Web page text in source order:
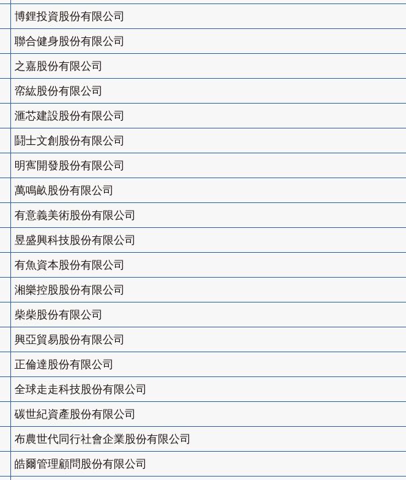
博鋰投資股份有限公司
聯合健身股份有限公司
之嘉股份有限公司
帟紘股份有限公司
滙芯建設股份有限公司
鬪士文創股份有限公司
明寯開發股份有限公司
萬鳴畝股份有限公司
有意義美術股份有限公司
昱盛興科技股份有限公司
有魚資本股份有限公司
湘樂控股股份有限公司
柴柴股份有限公司
興亞貿易股份有限公司
正倫達股份有限公司
全球走走科技股份有限公司
碳世紀資產股份有限公司
布農世代同行社會企業股份有限公司
皓爾管理顧問股份有限公司